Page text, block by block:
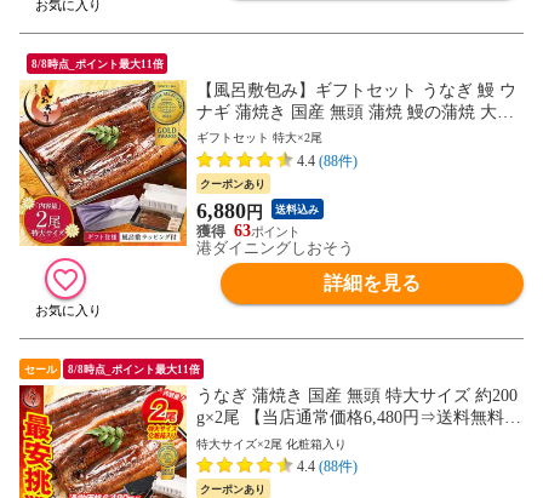
8/8時点_ポイント最大11倍
【風呂敷包み】ギフトセット うなぎ 鰻 ウ
ナギ 蒲焼き 国産 無頭 蒲焼 鰻の蒲焼 大サ
イズ 約200g×2尾 国産鰻 化粧箱 うなぎ蒲焼
き 送料無料 うなぎの蒲焼 カット 食品 贈
り物 記念日 夏 プレゼント ギフト 健康 実
用的
ギフトセット 特大×2尾
4.4 (88件)
クーポンあり
6,880円 送料込み
63
港ダイニングしおそう
詳細を見る
セール 8/8時点_ポイント最大11倍
うなぎ 蒲焼き 国産 無頭 特大サイズ 約200
g×2尾 【当店通常価格6,480円⇒送料無料5,
980円！】ウナギ 鰻 化粧箱 プレゼント 贈
り物 ギフト
特大サイズ×2尾 化粧箱入り
4.4 (88件)
クーポンあり